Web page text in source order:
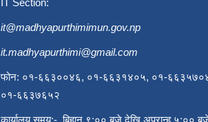
IT Section:
it@madhyapurthimimun.gov.np
it.madhyapurthimi@gmail.com
फोन: ०१-६६३००४६, ०१-६६३१४०५, ०१-
०१-६६३७६५२